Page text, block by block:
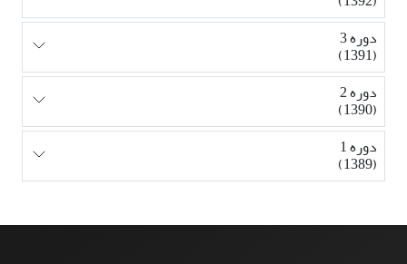
دوره 3
(1391)
دوره 2
(1390)
دوره 1
(1389)